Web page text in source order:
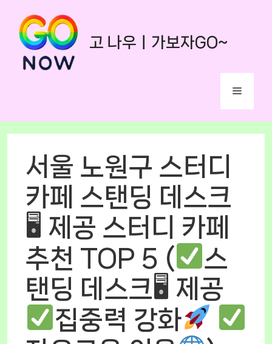
content
고 나우ㅣ가보자GO~
Menu
서울 노원구 스터디
카페 스탠딩 데스크
🖥 제공 스터디 카페
추천 TOP 5 (
스
탠딩 데스크🖥 제공
집중력 강화